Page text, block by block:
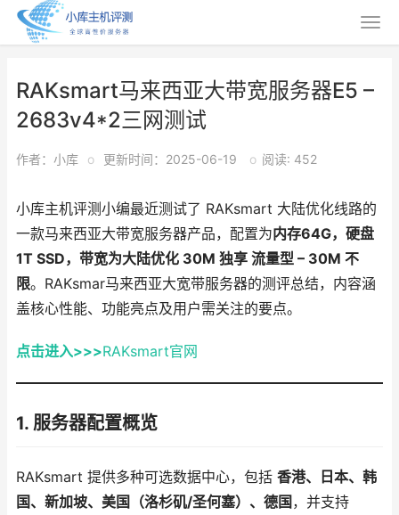
RAKsmart马来西亚大带宽服务器E5 –
2683v4*2三网测试
作者：小库 o 更新时间：2025-06-19 o 阅读: 452
小库主机评测小编最近测试了 RAKsmart 大陆优化线路的
一款马来西亚大带宽服务器产品，配置为内存64G，硬盘
1T SSD，带宽为大陆优化 30M 独享 流量型 – 30M 不
限。RAKsmar马来西亚大宽带服务器的测评总结，内容涵
盖核心性能、功能亮点及用户需关注的要点。
点击进入>>>RAKsmart官网
1. 服务器配置概览
RAKsmart 提供多种可选数据中心，包括 香港、日本、韩
国、新加坡、美国（洛杉矶/圣何塞）、德国 ，并支持